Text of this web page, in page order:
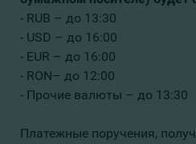
- RUB – до 13:30
- USD – до 16:00
- EUR – до 16:00
- RON– до 12:00
- Прочие валюты – до 13:30
Платежные поручения,